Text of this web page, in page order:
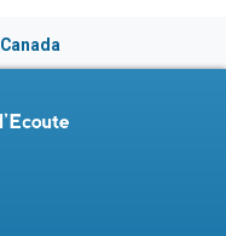
Canada